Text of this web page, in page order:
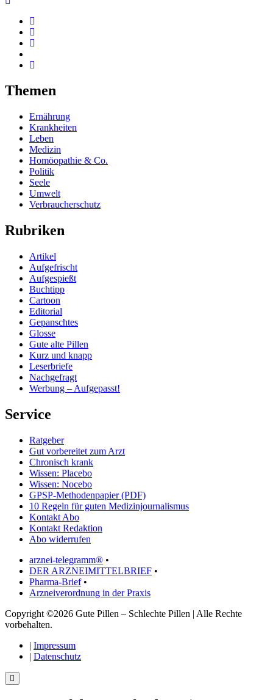
Themen
Ernährung
Krankheiten
Leben
Medizin
Homöopathie & Co.
Politik
Seele
Umwelt
Verbraucherschutz
Rubriken
Artikel
Aufgefrischt
Aufgespießt
Buchtipp
Cartoon
Editorial
Gepanschtes
Glosse
Gute alte Pillen
Kurz und knapp
Leserbriefe
Nachgefragt
Werbung – Aufgepasst!
Service
Ratgeber
Gut vorbereitet zum Arzt
Chronisch krank
Wissen: Placebo
Wissen: Nocebo
GPSP-Methodenpapier (PDF)
10 Regeln für guten Medizinjournalismus
Kontakt Abo
Kontakt Redaktion
Abo widerrufen
arznei-telegramm® •
DER ARZNEIMITTELBRIEF •
Pharma-Brief•
Arzneiverordnung in der Praxis
Copyright ©2026 Gute Pillen – Schlechte Pillen | Alle Rechte
vorbehalten.
| Impressum
| Datenschutz